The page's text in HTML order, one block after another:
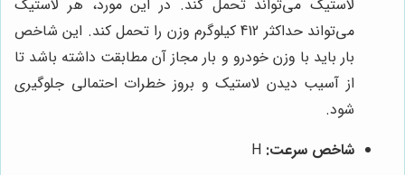
لاستیک می‌تواند تحمل کند. در این مورد، هر لاستیک
می‌تواند حداکثر 412 کیلوگرم وزن را تحمل کند. این شاخص
بار باید با وزن خودرو و بار مجاز آن مطابقت داشته باشد تا
از آسیب دیدن لاستیک و بروز خطرات احتمالی جلوگیری
شود.
شاخص سرعت: